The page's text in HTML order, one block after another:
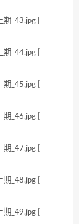
_43.jpg [
_44.jpg [
_45.jpg [
_46.jpg [
_47.jpg [
_48.jpg [
_49.jpg [